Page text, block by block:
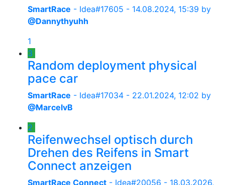
SmartRace - Idea#17605 - 14.08.2024, 15:39 by
@Dannythyuhh
1
3
Random deployment physical
pace car
SmartRace - Idea#17034 - 22.01.2024, 12:02 by
@MarcelvB
2
Reifenwechsel optisch durch
Drehen des Reifens in Smart
Connect anzeigen
SmartRace Connect - Idea#20056 - 18.03.2026,